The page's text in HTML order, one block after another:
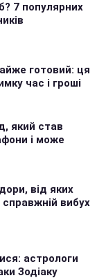
7 популярних
готовий: ця
час і гроші
який став
і може
від яких
вибух
астрологи
Зодіаку